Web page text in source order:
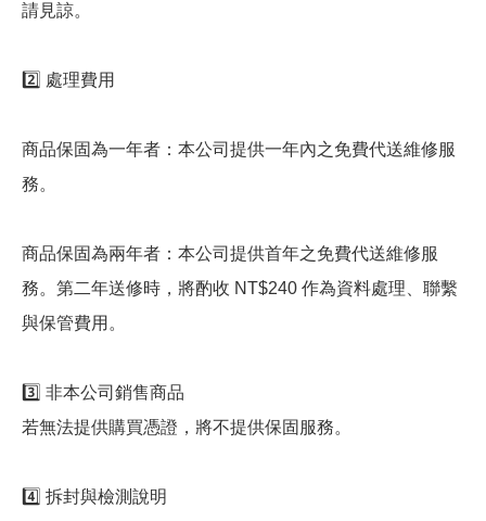
請見諒。
2️⃣ 處理費用
商品保固為一年者：本公司提供一年內之免費代送維修服
務。
商品保固為兩年者：本公司提供首年之免費代送維修服
務。第二年送修時，將酌收 NT$240 作為資料處理、聯繫
與保管費用。
3️⃣ 非本公司銷售商品
若無法提供購買憑證，將不提供保固服務。
4️⃣ 拆封與檢測說明